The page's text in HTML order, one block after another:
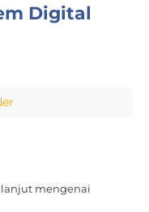
Digital
mengenai